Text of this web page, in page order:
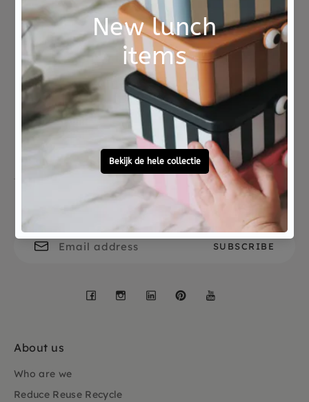
Het tandendoosje is gemaakt van resin. Op het
doosje staat de tekst 'Dent de lait' wat
melktanden betekent.
Not good?
Money Back
Ordered before 15:00,
tomorrow at home
To ask?
Call 0572 - 700 203
Let's stay in touch
Facebook
Instagram
LinkedInPinterest
About us
Who are we
Reduce Reuse Recycle